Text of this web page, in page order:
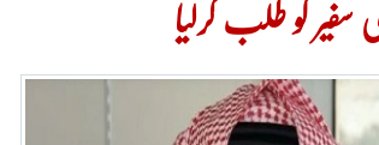
کو طلب کرلیا